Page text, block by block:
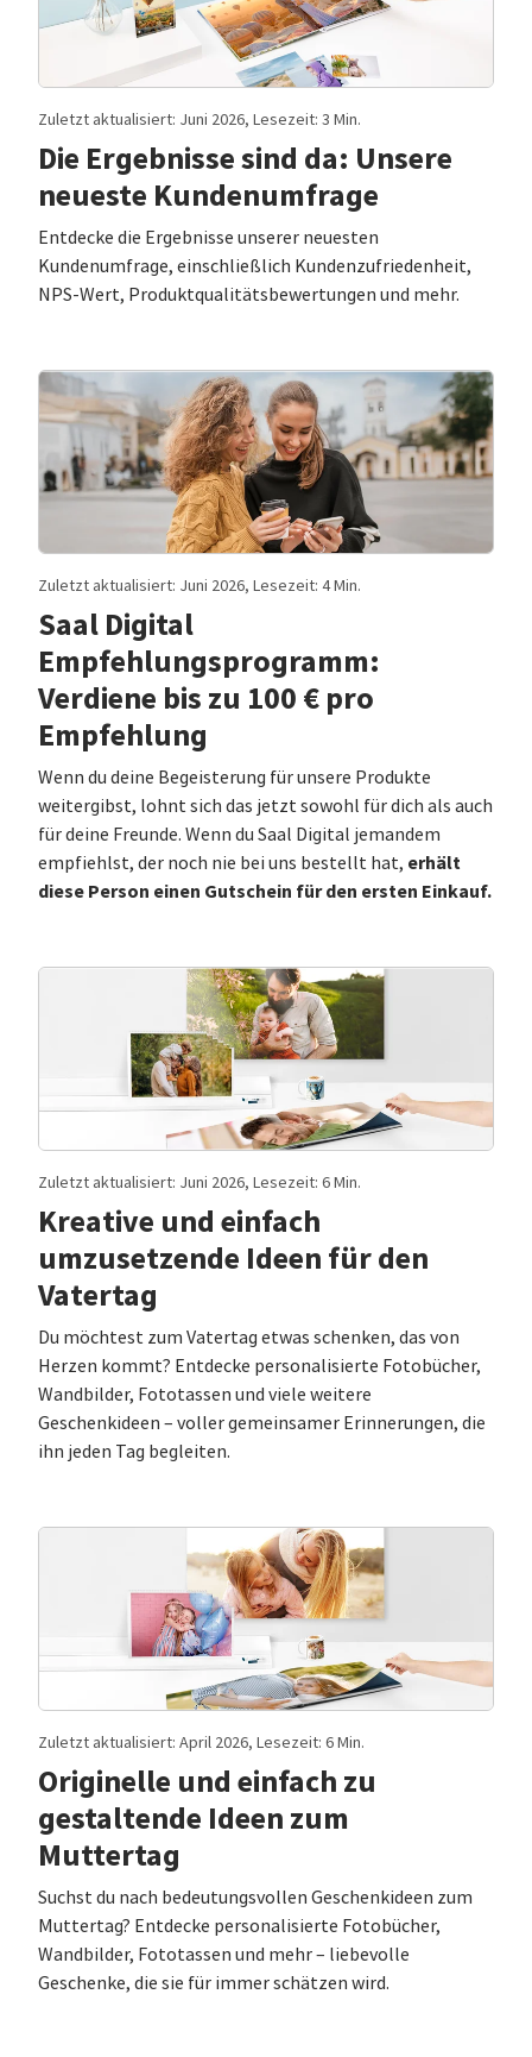
Zuletzt aktualisiert: Juni 2026, Lesezeit: 3 Min.
Die Ergebnisse sind da: Unsere
neueste Kundenumfrage
Entdecke die Ergebnisse unserer neuesten
Kundenumfrage, einschließlich Kundenzufriedenheit,
NPS-Wert, Produktqualitätsbewertungen und mehr.
Zuletzt aktualisiert: Juni 2026, Lesezeit: 4 Min.
Saal Digital
Empfehlungsprogramm:
Verdiene bis zu 100 € pro
Empfehlung
Wenn du deine Begeisterung für unsere Produkte
weitergibst, lohnt sich das jetzt sowohl für dich als auch
für deine Freunde. Wenn du Saal Digital jemandem
empfiehlst, der noch nie bei uns bestellt hat, erhält
diese Person einen Gutschein für den ersten Einkauf.
Zuletzt aktualisiert: Juni 2026, Lesezeit: 6 Min.
Kreative und einfach
umzusetzende Ideen für den
Vatertag
Du möchtest zum Vatertag etwas schenken, das von
Herzen kommt? Entdecke personalisierte Fotobücher,
Wandbilder, Fototassen und viele weitere
Geschenkideen – voller gemeinsamer Erinnerungen, die
ihn jeden Tag begleiten.
Zuletzt aktualisiert: April 2026, Lesezeit: 6 Min.
Originelle und einfach zu
gestaltende Ideen zum
Muttertag
Suchst du nach bedeutungsvollen Geschenkideen zum
Muttertag? Entdecke personalisierte Fotobücher,
Wandbilder, Fototassen und mehr – liebevolle
Geschenke, die sie für immer schätzen wird.